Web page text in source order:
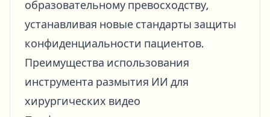
образовательному превосходству,
устанавливая новые стандарты защиты
конфиденциальности пациентов.
Преимущества использования
инструмента размытия ИИ для
хирургических видео